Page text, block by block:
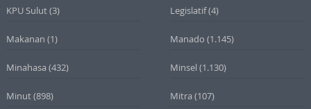
KPU Sulut(3) Legislatif(4)
Makanan (1) Manado (1.145)
Minahasa (432) Minsel (1.130)
Minut(898) Mitra (107)